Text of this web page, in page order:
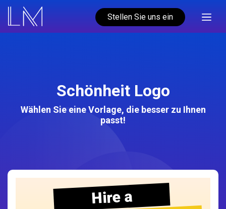
Stellen Sie uns ein
Schönheit Logo
Wählen Sie eine Vorlage, die besser zu Ihnen
passt!
Hire a